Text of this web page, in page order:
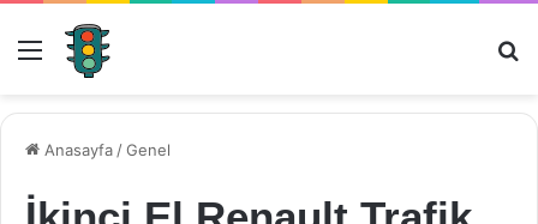
Menü
Anasayfa /Genel